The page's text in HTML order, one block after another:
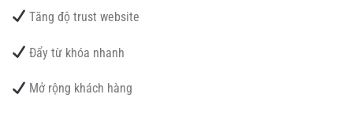
Tăng độ trust website
Đẩy từ khóa nhanh
Mở rộng khách hàng